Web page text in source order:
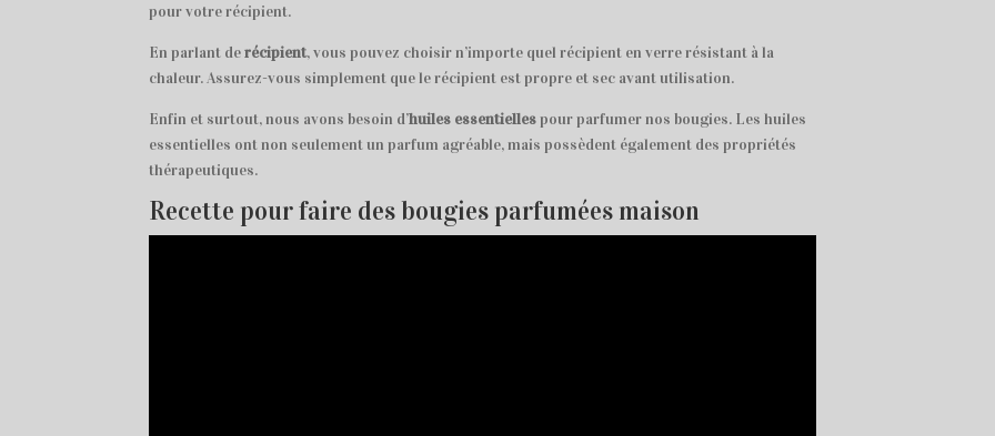
pour votre récipient.
En parlant derécipient, vous pouvez choisir n’importe quel récipient en verre résistant à la
chaleur. Assurez-vous simplement que le récipient est propre et sec avant utilisation.
Enfin et surtout, nous avons besoin d’huiles essentiellespour parfumer nos bougies. Les huiles
essentielles ont non seulement un parfum agréable, mais possèdent également des propriétés
thérapeutiques.
Recette pour faire des bougies parfumées maison